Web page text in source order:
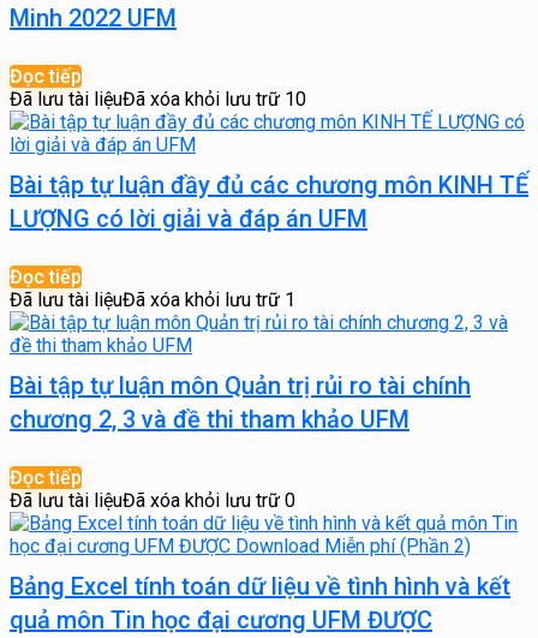
Minh 2022 UFM
Đọc tiếp
Đã lưu tài liệuĐã xóa khỏi lưu trữ 10
Bài tập tự luận đầy đủ các chương môn KINH TẾ
LƯỢNG có lời giải và đáp án UFM
Đọc tiếp
Đã lưu tài liệuĐã xóa khỏi lưu trữ 1
Bài tập tự luận môn Quản trị rủi ro tài chính
chương 2, 3 và đề thi tham khảo UFM
Đọc tiếp
Đã lưu tài liệuĐã xóa khỏi lưu trữ 0
Bảng Excel tính toán dữ liệu về tình hình và kết
quả môn Tin học đại cương UFM ĐƯỢC